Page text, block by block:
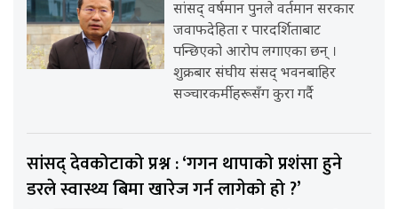
सांसद् वर्षमान पुनले वर्तमान सरकार
जवाफदेहिता र पारदर्शिताबाट
पन्छिएको आरोप लगाएका छन् ।
शुक्रबार संघीय संसद् भवनबाहिर
सञ्चारकर्मीहरूसँग कुरा गर्दै
सांसद् देवकोटाको प्रश्न : ‘गगन थापाको प्रशंसा हुने
डरले स्वास्थ्य बिमा खारेज गर्न लागेको हो ?’